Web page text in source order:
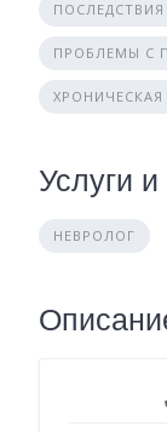
ПРОБЛЕМЫ С
ХРОНИЧЕСКАЯ
Услуги
НЕВРОЛОГ